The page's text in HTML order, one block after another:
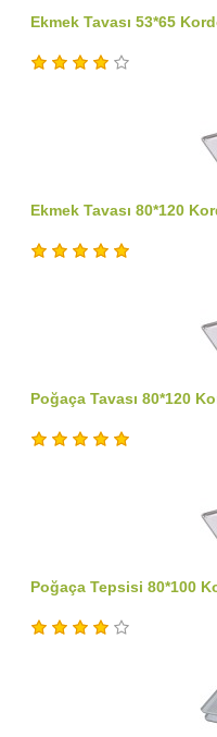
Ekmek Tavası 53*65
Ekmek Tavası 80*120
Poğaça Tavası 80*120
Poğaça Tepsisi 80*100